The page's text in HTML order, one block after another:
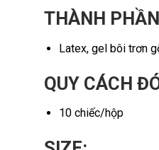
THÀNH
Latex, gel bôi trơn
QUY CÁCH
10 chiếc/hộp